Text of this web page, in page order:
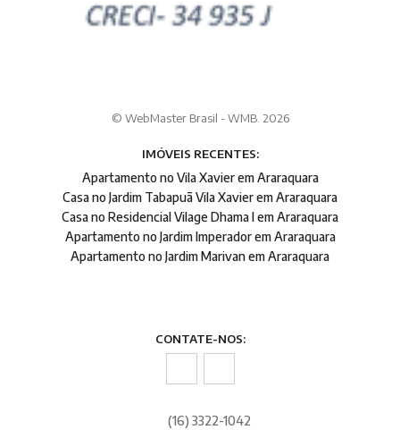
© WebMaster Brasil - WMB. 2026
IMÓVEIS RECENTES:
Apartamento no Vila Xavier em Araraquara
Casa no Jardim Tabapuã Vila Xavier em Araraquara
Casa no Residencial Vilage Dhama I em Araraquara
Apartamento no Jardim Imperador em Araraquara
Apartamento no Jardim Marivan em Araraquara
CONTATE-NOS:
(16) 3322-1042